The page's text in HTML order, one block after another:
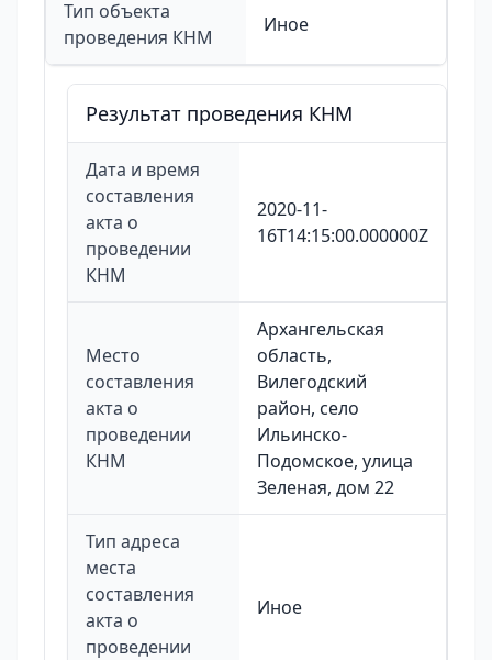
Тип объекта
проведения КНМ
Иное
Результат проведения КНМ
Дата и время
составления
акта о
проведении
КНМ
2020-11-
16T14:15:00.000000Z
Место
составления
акта о
проведении
КНМ
Архангельская
область,
Вилегодский
район, село
Ильинско-
Подомское, улица
Зеленая, дом 22
Тип адреса
места
составления
акта о
проведении
Иное